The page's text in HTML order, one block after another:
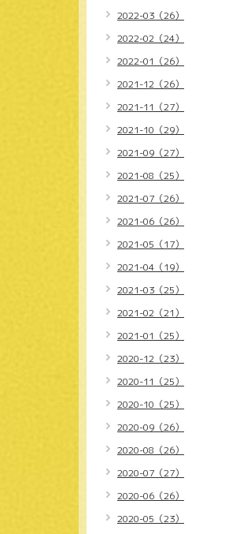
2022-03（26）
2022-02（24）
2022-01（26）
2021-12（26）
2021-11（27）
2021-10（29）
2021-09（27）
2021-08（25）
2021-07（26）
2021-06（26）
2021-05（17）
2021-04（19）
2021-03（25）
2021-02（21）
2021-01（25）
2020-12（23）
2020-11（25）
2020-10（25）
2020-09（26）
2020-08（26）
2020-07（27）
2020-06（26）
2020-05（23）